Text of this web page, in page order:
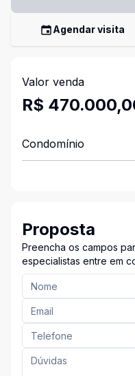
Agendar visita
Valor venda
R$
Condomínio
Proposta
Preencha os campos
especialistas entre em